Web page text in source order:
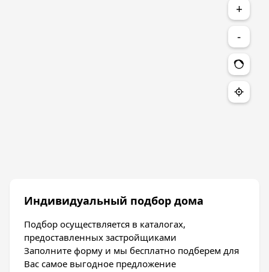
+
-
Индивидуальный подбор дома
Подбор осуществляется в каталогах,
предоставленных застройщиками
Заполните форму и мы бесплатно подберем для
Вас самое выгодное предложение